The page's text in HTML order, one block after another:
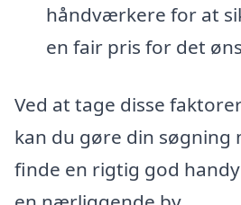
håndværkere for at
en fair pris for det
Ved at tage disse
kan du gøre din søgning
finde en rigtig god